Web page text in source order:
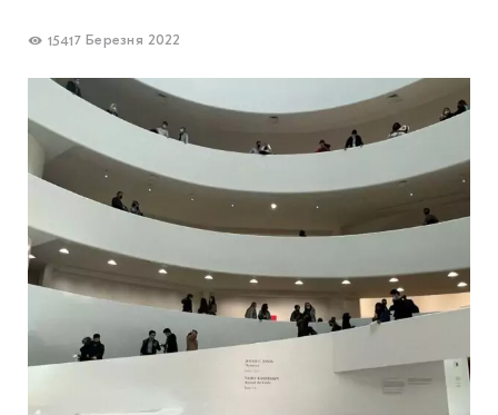
СПЕЦПРОЄКТИ
THE UKRAINIAN PAVILION AT VENICE BIENNALE
2022
МАРІУПОЛЬСЬКІ МАРГІНАЛІЇ
ДОСЛІДНИЦЬКА ПЛАТФОРМА
ЗАПАЛЕННЯ
CARPATHIAN CULT ПРО РІЗДВЯНІ СВЯТА
15417 Березня 2022